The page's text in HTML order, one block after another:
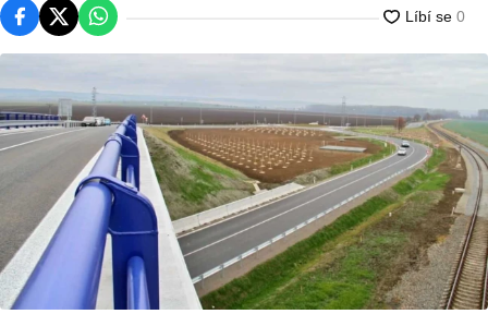
FacebookPlatforma X
WhatsApp